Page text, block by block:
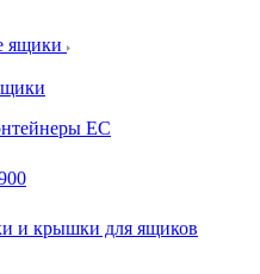
ящики
ЕС
и крышки для ящиков